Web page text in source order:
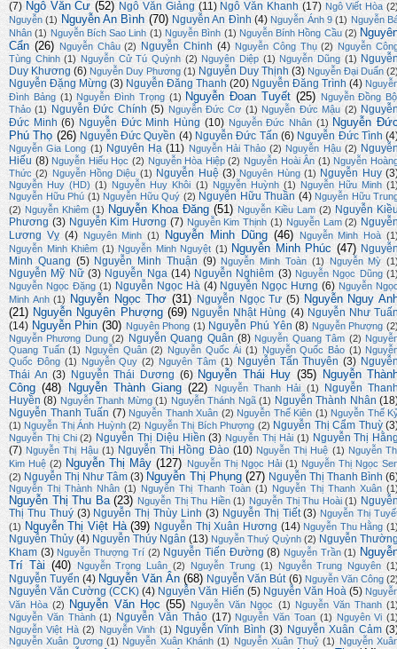
(7) Ngô Văn Cư (52) Ngô Văn Giảng (11) Ngô Văn Khanh (17) Ngô Viết Hòa
Nguyễn (1) Nguyễn An Bình (70) Nguyễn An Đình (4) Nguyễn Ánh 9 (1) Nguyễn
Nhân (1) Nguyễn Bích Sao Linh (1) Nguyễn Bình (1) Nguyễn Bính Hồng Cầu (2)
Cẩn (26) Nguyễn Châu (2) Nguyễn Chinh (4) Nguyễn Công Thụ (2) Nguyễn
Tùng Chinh (1) Nguyễn Cử Tú Quỳnh (2) Nguyên Diệp (1) Nguyễn Dũng (1)
Duy Khương (6) Nguyễn Duy Phương (1) Nguyễn Duy Thịnh (3) Nguyễn Đại Duẩn
Nguyễn Đặng Mừng (3) Nguyễn Đăng Thanh (20) Nguyễn Đăng Trình (4)
Đình Bảng (1) Nguyễn Đình Trọng (1) Nguyễn Đoan Tuyết (25)
Nguyễn Đồng
Thảo (1) Nguyễn Đức Chính (5) Nguyễn Đức Cơ (1) Nguyễn Đức Mậu (2)
Đức Minh (6) Nguyễn Đức Minh Hùng (10) Nguyễn Đức Nhân (1) Nguyễn
Phú Thọ (26) Nguyễn Đức Quyền (4) Nguyễn Đức Tấn (6) Nguyễn Đức Tình
Nguyễn Gia Long (1) Nguyên Hạ (11) Nguyễn Hải Thảo (2) Nguyễn Hậu (2)
Hiếu (8) Nguyễn Hiếu Học (2) Nguyễn Hòa Hiệp (2) Nguyễn Hoài Ân (1) Nguyễn
Thức (2) Nguyễn Hồng Diệu (1) Nguyễn Huệ (3) Nguyên Hùng (1) Nguyễn Huy
Nguyễn Huy (HD) (1) Nguyễn Huy Khôi (1) Nguyễn Huỳnh (1) Nguyễn Hữu Minh
Nguyễn Hữu Phú (1) Nguyễn Hữu Quý (2) Nguyễn Hữu Thuần (4) Nguyễn Hữu
(2) Nguyễn Khiêm (1) Nguyễn Khoa Đăng (51) Nguyễn Kiều Lam (2) Nguyễn
Phương (3) Nguyễn Kim Hương (7) Nguyễn Kim Thịnh (1) Nguyễn Lam (2)
Lương Vỵ (4) Nguyên Minh (1) Nguyễn Minh Dũng (46) Nguyễn Minh Hoà
Nguyễn Minh Khiêm (1) Nguyễn Minh Nguyệt (1) Nguyễn Minh Phúc (47)
Minh Quang (5) Nguyễn Minh Thuận (9) Nguyễn Minh Toàn (1) Nguyễn Mỳ
Nguyễn Mỹ Nữ (3) Nguyễn Nga (14) Nguyễn Nghiêm (3) Nguyễn Ngọc Dũng
Nguyễn Ngọc Đặng (1) Nguyễn Ngọc Hà (4) Nguyễn Ngọc Hưng (6) Nguyễn
Minh Anh (1) Nguyễn Ngọc Thơ (31) Nguyễn Ngọc Tư (5) Nguyễn Nguy
(21) Nguyễn Nguyên Phượng (69) Nguyễn Nhật Hùng (4) Nguyễn Như
(14) Nguyễn Phin (30) Nguyên Phong (1) Nguyễn Phú Yên (8) Nguyễn Phượng
Nguyễn Phương Dung (2) Nguyễn Quang Quân (8) Nguyễn Quang Tâm (2)
Quang Tuấn (1) Nguyễn Quân (2) Nguyễn Quốc Ái (1) Nguyễn Quốc Bảo (1)
Quốc Đông (1) Nguyễn Quy (2) Nguyên Tâm (1) Nguyễn Tấn Thuyên (3)
Thái An (3) Nguyễn Thái Dương (6) Nguyễn Thái Huy (35)
Nguyễn
Công (48) Nguyễn Thành Giang (22) Nguyễn Thanh Hải (1)
Nguyễn
Huyền (8) Nguyễn Thanh Mừng (1) Nguyễn Thánh Ngã (1) Nguyễn Thành Nhân
Nguyễn Thanh Tuấn (7) Nguyễn Thanh Xuân (2) Nguyễn Thế Kiên (1) Nguyễn Thế
(1) Nguyễn Thị Ánh Huỳnh (2) Nguyễn Thị Bích Phượng (2) Nguyễn Thị Cẩm Thuỳ
Nguyễn Thị Chi (2) Nguyễn Thị Diệu Hiền (3) Nguyễn Thị Hải (1) Nguyễn Thị
(7) Nguyễn Thị Hậu (1) Nguyễn Thị Hồng Đào (10) Nguyễn Thị Huệ (1) Nguyễn
Kim Huệ (2) Nguyễn Thị Mây (127) Nguyễn Thị Ngọc Hải (1) Nguyễn Thị Ngọc
(2) Nguyễn Thị Như Tâm (3) Nguyễn Thị Phụng (27) Nguyễn Thị Thanh Bình
Nguyễn Thị Thành Nhân (1) Nguyễn Thị Thanh Toàn (1) Nguyễn Thị Thanh Xuân
Nguyễn Thị Thu Ba (23) Nguyễn Thị Thu Hiền (1) Nguyễn Thị Thu Hoài (1)
Thị Thu Thuý (3) Nguyễn Thị Thùy Linh (3) Nguyễn Thị Tiết (3) Nguyễn Thị
(1) Nguyễn Thị Việt Hà (39) Nguyễn Thị Xuân Hương (14) Nguyễn Thu Hằng
Nguyễn Thủy (4) Nguyễn Thúy Ngân (13) Nguyễn Thuý Quỳnh (2) Nguyễn
Kham (3) Nguyễn Thượng Trí (2) Nguyễn Tiến Đường (8) Nguyễn Trần (1)
Trí Tài (40) Nguyễn Trọng Luân (2) Nguyễn Trung (1) Nguyễn Trung Nguyên
Nguyễn Tuyển (4) Nguyễn Văn Ân (68) Nguyễn Văn Bút (6) Nguyễn Văn Công
Nguyễn Văn Cường (CCK) (4) Nguyễn Văn Hiến (5) Nguyễn Văn Hoà (5)
Văn Hòa (2) Nguyễn Văn Học (55) Nguyễn Văn Ngọc (1) Nguyễn Văn Thanh
Nguyễn Văn Thành (1) Nguyễn Văn Thảo (17) Nguyễn Văn Toan (1) Nguyên Vi
Nguyễn Việt Hà (2) Nguyễn Vinh (1) Nguyễn Vĩnh Bình (3) Nguyễn Xuân Cảm
Nguyễn Xuân Dương (1) Nguyễn Xuân Khánh (1) Nguyễn Xuân Thuỷ (1) Nguyễn